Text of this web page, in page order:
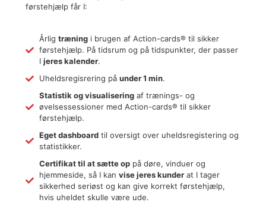
førstehjælp får I:
Årlig træningi brugen af Action-cards® til sikker
førstehjælp. På tidsrum og på tidspunkter, der passer
I jeres kalender.
Uheldsregisrering på under 1 min.
Statistik og visualiseringaf trænings- og
øvelsessessioner med Action-cards® til sikker
førstehjælp.
Eget dashboardtil oversigt over uheldsregistering og
statistikker.
Certifikat til at sætte oppå døre, vinduer og
hjemmeside, så I kan vise jeres kunderat I tager
sikkerhed seriøst og kan give korrekt førstehjælp,
hvis uheldet skulle være ude.